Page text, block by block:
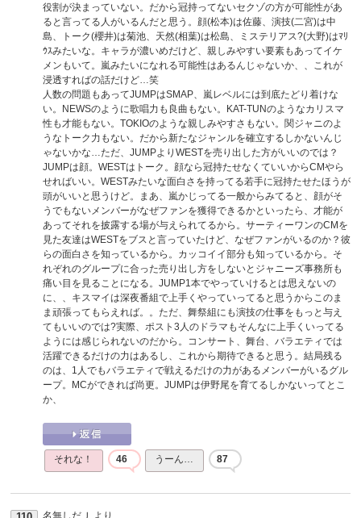
役割が決まっていない。だから冠持ってないセクゾの方が可能性があ
ると言ってる人がいるんだと思う。顔(松本)は佐藤、演技(二宮)は中
島、トーク(櫻井)は菊池、天然(相葉)は松島、ミステリアス?(大野)はﾏﾘ
ｳｽみたいな。キャラが濃いめだけど、親しみやすい要素もあってイケ
メンもいて。嵐みたいになれる可能性はあるんじゃないか、、これが
浸透すればの話だけど…笑
人数の問題もあってJUMPはSMAP、嵐レベルには到底たどり着けな
い。NEWSのように歌唱力も良曲もない。KAT-TUNのようなカリスマ
性も才能もない。TOKIOのような親しみやすさもない。関ジャニのよ
うなトーク力もない。だから新たなジャンルを確立するしかないんじ
ゃないかな…ただ、JUMPよりWESTを売り出した方がいいのでは？
JUMPは顔。WESTはトーク。顔なら冠持たせなくていいからCMやら
せればいい。WESTみたいな面白さを持ってる若手に冠持たせたほうが
頭がいいと思うけど。まあ、嵐かじってる一般からみてると、顔がそ
うでもないメンバーがなぜファンを獲得できるかといったら、才能が
あってそれを披露する場が与えられてるから。サーティーワンのCMを
見た友達はWESTをブスと言っていたけど、なぜファンがいるのか？彼
らの面白さを知っているから。カッコイイ部分も知っているから。そ
れぞれのグループに合った売り出し方をしないとジャニーズ事務所も
痛い目を見ることになる。JUMP1本でやっていけるとは思えないの
に、、キスマイは深夜番組で上手くやっていってると思うからこのま
ま頑張ってもらえれば。。ただ、舞祭組にも演技の仕事をもっと与え
てもいいのでは?実際、ポスト3人のドラマもそんなに上手くいってる
ようには感じられないのだから。コンサート、舞台、バラエティでは
活躍できるだけの力はあるし、これから期待できると思う。結局残る
のは、1人でもバラエティで戦えるだけの力があるメンバーがいるグル
ープ。MCができれば尚更。JUMPは伊野尾を育てるしかないってとこ
か、
それな！ 46 うーん… 87
名無しだＪ より